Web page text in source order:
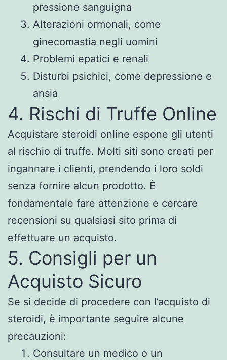
pressione sanguigna
Alterazioni ormonali, come
ginecomastia negli uomini
Problemi epatici e renali
Disturbi psichici, come depressione e
ansia
4. Rischi di Truffe Online
Acquistare steroidi online espone gli utenti
al rischio di truffe. Molti siti sono creati per
ingannare i clienti, prendendo i loro soldi
senza fornire alcun prodotto. È
fondamentale fare attenzione e cercare
recensioni su qualsiasi sito prima di
effettuare un acquisto.
5. Consigli per un
Acquisto Sicuro
Se si decide di procedere con l’acquisto di
steroidi, è importante seguire alcune
precauzioni:
Consultare un medico o un